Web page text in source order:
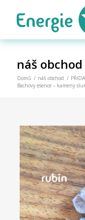
náš obchod
Domů / náš obchod /
Bachovy esence – kameny